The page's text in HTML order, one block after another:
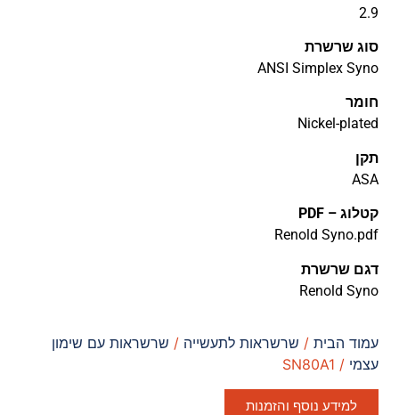
2.9
סוג שרשרת
ANSI Simplex Syno
חומר
Nickel-plated
תקן
ASA
קטלוג – PDF
Renold Syno.pdf
דגם שרשרת
Renold Syno
עמוד הבית / שרשראות לתעשייה / שרשראות עם שימון
עצמי / SN80A1
למידע נוסף והזמנות